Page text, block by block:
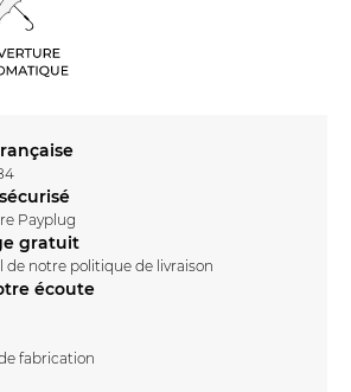
Payplug
gratuit
de notre politique de livraison
écoute
fabrication